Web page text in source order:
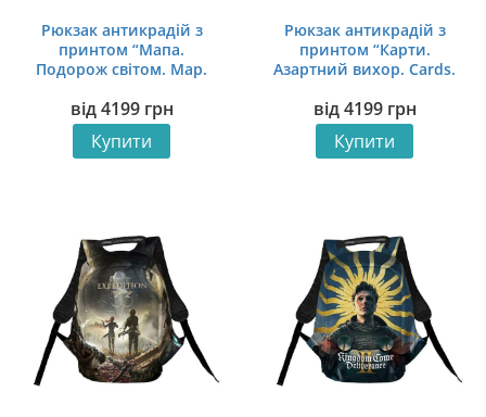
Рюкзак антикрадій з
принтом “Мапа.
Подорож світом. Map.
від4199 грн
Купити
Рюкзак антикрадій з
принтом “Карти.
Азартний вихор. Cards.
від4199 грн
Купити